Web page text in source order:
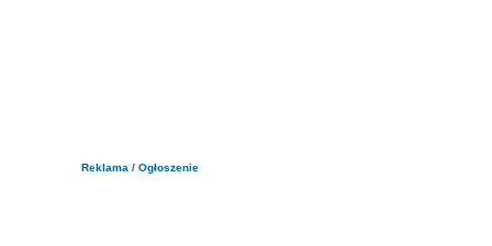
Reklama / Ogłoszenie